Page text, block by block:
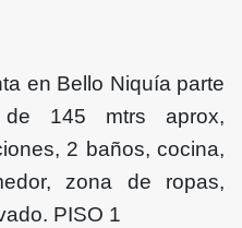
en Bello Niquía parte
145 mtrs aprox,
2 baños, cocina,
zona de ropas,
PISO 1